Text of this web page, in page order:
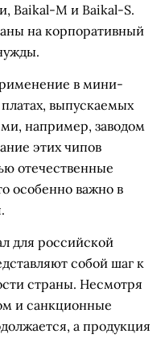
Baikal-M и Baikal-S.
на корпоративный
в мини-
выпускаемых
например, заводом
этих чипов
отечественные
особенно важно в
для российской
собой шаг к
страны. Несмотря
и санкционные
а продукция